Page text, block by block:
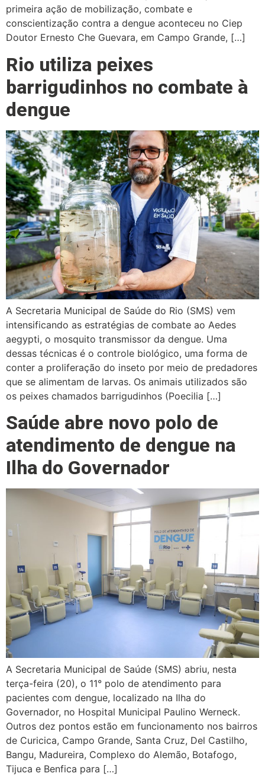
primeira ação de mobilização, combate e
conscientização contra a dengue aconteceu no Ciep
Doutor Ernesto Che Guevara, em Campo Grande, […]
Rio utiliza peixes
barrigudinhos no combate à
dengue
A Secretaria Municipal de Saúde do Rio (SMS) vem
intensificando as estratégias de combate ao Aedes
aegypti, o mosquito transmissor da dengue. Uma
dessas técnicas é o controle biológico, uma forma de
conter a proliferação do inseto por meio de predadores
que se alimentam de larvas. Os animais utilizados são
os peixes chamados barrigudinhos (Poecilia […]
Saúde abre novo polo de
atendimento de dengue na
Ilha do Governador
A Secretaria Municipal de Saúde (SMS) abriu, nesta
terça-feira (20), o 11° polo de atendimento para
pacientes com dengue, localizado na Ilha do
Governador, no Hospital Municipal Paulino Werneck.
Outros dez pontos estão em funcionamento nos bairros
de Curicica, Campo Grande, Santa Cruz, Del Castilho,
Bangu, Madureira, Complexo do Alemão, Botafogo,
Tijuca e Benfica para […]